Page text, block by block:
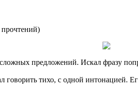
прочтений)
сложных предложений. Искал фразу
говорить тихо, с одной интонацией.